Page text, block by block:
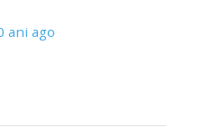
ani ago